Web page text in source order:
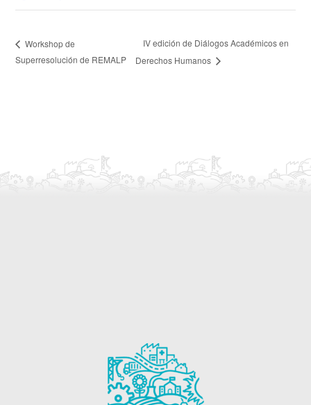
Workshop de
Superresolución de REMALP
IV edición de Diálogos Académicos en
Derechos Humanos